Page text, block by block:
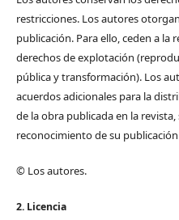
restricciones. Los autores
publicación. Para ello, ceden a la
derechos de explotación
pública y transformación). Los
acuerdos adicionales para la
de la obra publicada en la
reconocimiento de su
© Los autores.
2. Licencia